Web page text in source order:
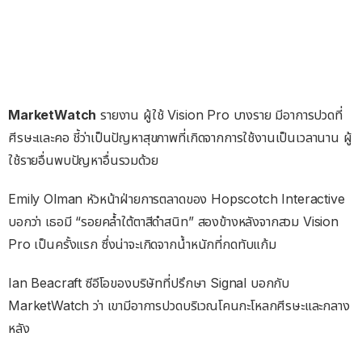
MarketWatch รายงาน ผู้ใช้ Vision Pro บางราย มีอาการปวดที่
ศีรษะและคอ ชี้ว่าเป็นปัญหาสุขภาพที่เกิดจากการใช้งานเป็นเวลานาน ผู้
ใช้รายอื่นพบปัญหาอื่นรวมด้วย
Emily Olman หัวหน้าฝ่ายการตลาดของ Hopscotch Interactive
บอกว่า เธอมี “รอยคล้ำใต้ตาสีดำสนิท” สองข้างหลังจากสวม Vision
Pro เป็นครั้งแรก ซึ่งน่าจะเกิดจากน้ำหนักที่กดทับแก้ม
Ian Beacraft ซีอีโอของบริษัทที่ปรึกษา Signal บอกกับ
MarketWatch ว่า เขามีอาการปวดบริเวณโคนกะโหลกศีรษะและกลาง
หลัง